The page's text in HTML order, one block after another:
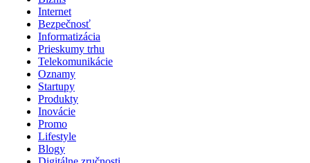
Internet
Bezpečnosť
Informatizácia
Prieskumy trhu
Telekomunikácie
Oznamy
Startupy
Produkty
Inovácie
Promo
Lifestyle
Blogy